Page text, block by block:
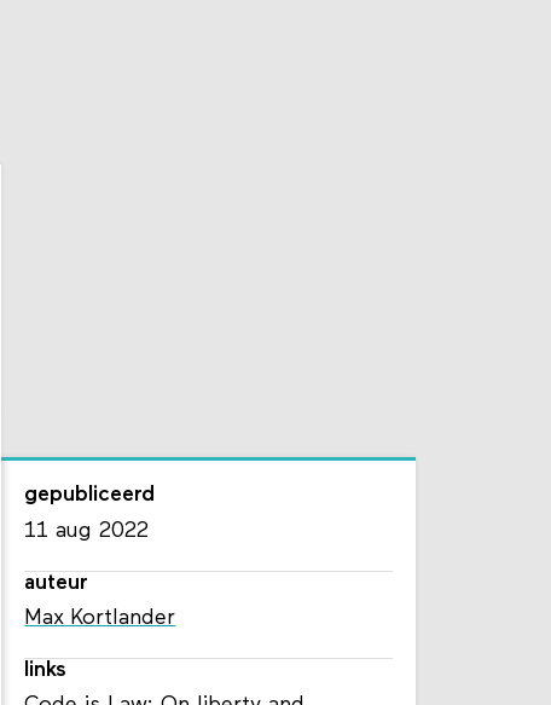
gepubliceerd
11 aug 2022
auteur
Max Kortlander
links